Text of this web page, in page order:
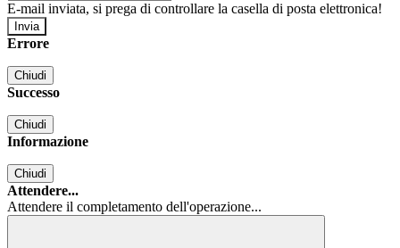
E-mail inviata, si prega di controllare la casella di posta elettronica!
Errore
Chiudi
Successo
Chiudi
Informazione
Chiudi
Attendere...
Attendere il completamento dell'operazione...